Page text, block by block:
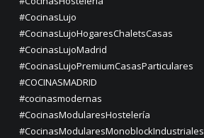
#CocinasLujo
#CocinasLujoHogaresChaletsCasas
#CocinasLujoMadrid
#CocinasLujoPremiumCasasParticulares
#COCINASMADRID
#cocinasmodernas
#CocinasModularesHostelería
#CocinasModularesMonoblockIndustriales